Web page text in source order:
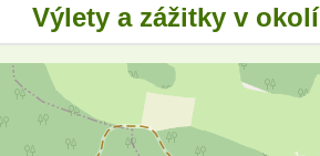
Výlety a zážitky v okolí